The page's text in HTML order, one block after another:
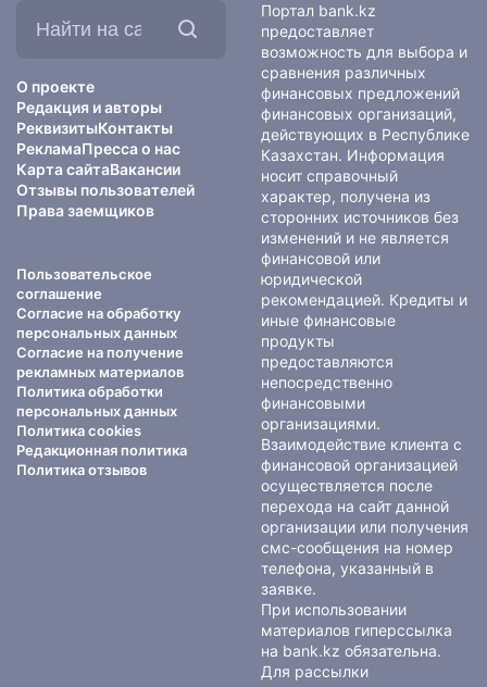
О проекте
Редакция и авторы
РеквизитыКонтакты
РекламаПресса о нас
Карта сайтаВакансии
Отзывы пользователей
Права заемщиков
Пользовательское
соглашение
Согласие на обработку
персональных данных
Согласие на получение
рекламных материалов
Политика обработки
персональных данных
Политика cookies
Редакционная политика
Политика отзывов
Портал bank.kz
предоставляет
возможность для выбора и
сравнения различных
финансовых предложений
финансовых организаций,
действующих в Республике
Казахстан. Информация
носит справочный
характер, получена из
сторонних источников без
изменений и не является
финансовой или
юридической
рекомендацией. Кредиты и
иные финансовые
продукты
предоставляются
непосредственно
финансовыми
организациями.
Взаимодействие клиента с
финансовой организацией
осуществляется после
перехода на сайт данной
организации или получения
смс-сообщения на номер
телефона, указанный в
заявке.
При использовании
материалов гиперссылка
на bank.kz обязательна.
Для рассылки